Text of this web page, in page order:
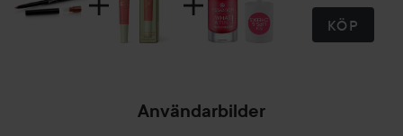
KÖP
Användarbilder